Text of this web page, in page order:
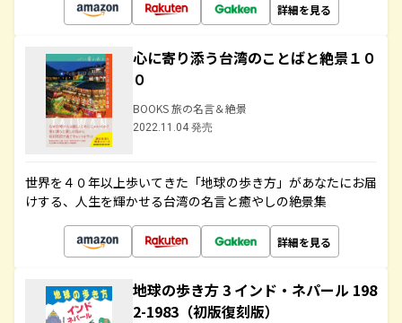
詳細を見る
心に寄り添う台湾のことばと絶景１０
０
BOOKS 旅の名言＆絶景
2022.11.04 発売
世界を４０年以上歩いてきた「地球の歩き方」があなたにお届
けする、人生を輝かせる台湾の名言と癒やしの絶景集
詳細を見る
地球の歩き方 3 インド・ネパール 198
2-1983（初版復刻版）